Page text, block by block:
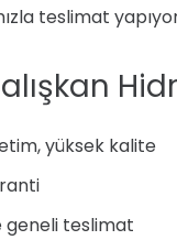
teslimat
yüksek kalite
geneli teslimat